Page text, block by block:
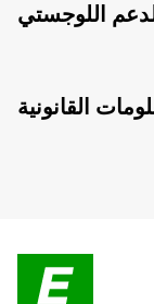
اللوجستي
القانونية